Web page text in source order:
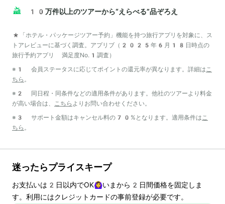
10万件以上のツアーから“えらべる”品ぞろえ
*「ホテル・パッケージツアー予約」機能を持つ旅行アプリを対象に、ス
トアレビューに基づく調査。アプリブ（2025年6月18日時点の
旅行予約アプリ 満足度No.1調査）
※1 会員ステータスに応じてポイントの還元率が異なります。詳細は こ
ちら 。
※2 同日程・同条件などの適用条件があります。他社のツアーより料金
が高い場合は、
こちら よりお問い合わせください。
※3 サポート金額はキャンセル料の70%となります。適用条件は こ
ちら 。
迷ったらプライスキープ
お支払いは 2 日以内でOK🙆‍♀️いまから 2 日間価格を固定しま
す。利用にはクレジットカードの事前登録が必要です。